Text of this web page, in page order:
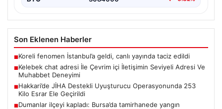
Son Eklenen Haberler
■Koreli fenomen İstanbul’a geldi, canlı yayında taciz edildi
■Kelebek chat adresi İle Çevrim içi İletişimin Seviyeli Adresi Ve
Muhabbet Deneyimi
■Hakkari’de JİHA Destekli Uyuşturucu Operasyonunda 253
Kilo Esrar Ele Geçirildi
■Dumanlar ilçeyi kapladı: Bursa’da tamirhanede yangın